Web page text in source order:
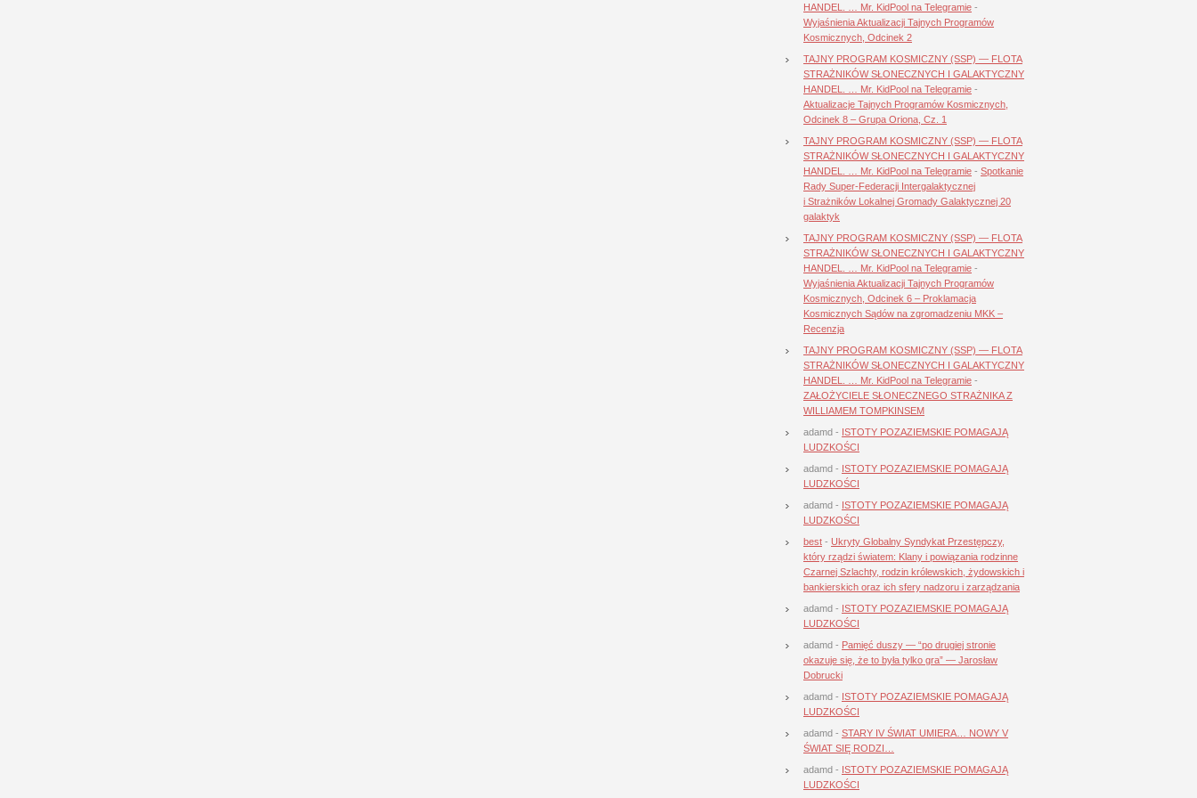
HANDEL. … Mr. KidPool na Telegramie -
Wyjaśnienia Aktualizacji Tajnych Programów
Kosmicznych, Odcinek 2
TAJNY PROGRAM KOSMICZNY (SSP) — FLOTA
STRAŻNIKÓW SŁONECZNYCH I GALAKTYCZNY
HANDEL. … Mr. KidPool na Telegramie -
Aktualizacje Tajnych Programów Kosmicznych,
Odcinek 8 – Grupa Oriona, Cz. 1
TAJNY PROGRAM KOSMICZNY (SSP) — FLOTA
STRAŻNIKÓW SŁONECZNYCH I GALAKTYCZNY
HANDEL. … Mr. KidPool na Telegramie - Spotkanie
Rady Super-Federacji Intergalaktycznej
i Strażników Lokalnej Gromady Galaktycznej 20
galaktyk
TAJNY PROGRAM KOSMICZNY (SSP) — FLOTA
STRAŻNIKÓW SŁONECZNYCH I GALAKTYCZNY
HANDEL. … Mr. KidPool na Telegramie -
Wyjaśnienia Aktualizacji Tajnych Programów
Kosmicznych, Odcinek 6 – Proklamacja
Kosmicznych Sądów na zgromadzeniu MKK –
Recenzja
TAJNY PROGRAM KOSMICZNY (SSP) — FLOTA
STRAŻNIKÓW SŁONECZNYCH I GALAKTYCZNY
HANDEL. … Mr. KidPool na Telegramie -
ZAŁOŻYCIELE SŁONECZNEGO STRAŻNIKA Z
WILLIAMEM TOMPKINSEM
adamd - ISTOTY POZAZIEMSKIE POMAGAJĄ
LUDZKOŚCI
adamd - ISTOTY POZAZIEMSKIE POMAGAJĄ
LUDZKOŚCI
adamd - ISTOTY POZAZIEMSKIE POMAGAJĄ
LUDZKOŚCI
best - Ukryty Globalny Syndykat Przestępczy,
który rządzi światem: Klany i powiązania rodzinne
Czarnej Szlachty, rodzin królewskich, żydowskich i
bankierskich oraz ich sfery nadzoru i zarządzania
adamd - ISTOTY POZAZIEMSKIE POMAGAJĄ
LUDZKOŚCI
adamd - Pamięć duszy — “po drugiej stronie
okazuje się, że to była tylko gra” — Jarosław
Dobrucki
adamd - ISTOTY POZAZIEMSKIE POMAGAJĄ
LUDZKOŚCI
adamd - STARY IV ŚWIAT UMIERA… NOWY V
ŚWIAT SIĘ RODZI…
adamd - ISTOTY POZAZIEMSKIE POMAGAJĄ
LUDZKOŚCI